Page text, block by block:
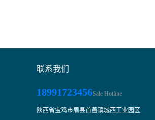
联系我们
18991723456Sale Hotline
陕西省宝鸡市眉县首善镇城西工业园区